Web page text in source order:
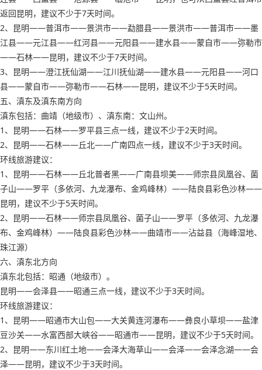
返回昆明，建议不少于7天时间。
2、昆明——普洱市——景洪市——勐腊县——景洪市——普洱市——墨
江县——元江县——红河县——元阳县——建水县——蒙自市——弥勒市
——石林——昆明，建议不少于7天时间。
3、昆明——澄江抚仙湖——江川抚仙湖——建水县——元阳县——河口
县——蒙自市——弥勒市——石林——昆明，建议不少于5天时间。
五、滇东及滇东南方向
滇东包括：曲靖（地级市）、滇东南：文山州。
1、昆明——石林——罗平县三点一线，建议不少于2天时间。
2、昆明——石林——丘北——广南四点一线，建议不少于3天时间。
环线旅游建议：
1、昆明——石林——丘北普者黑——广南县坝美——师宗县凤凰谷、菌
子山——罗平（多依河、九龙瀑布、金鸡峰林）——陆良县彩色沙林——
昆明，建议不少于5天时间。
2、昆明——石林——师宗县凤凰谷、菌子山——罗平（多依河、九龙瀑
布、金鸡峰林）——陆良县彩色沙林——曲靖市——沾益县（海峰湿地、
珠江源）
六、滇东北方向
滇东北包括：昭通（地级市）。
昆明——会泽县——昭通三点一线，建议不少于3天时间。
环线旅游建议：
1、昆明——昭通市大山包——大关黄连河瀑布——彝良小草坝——盐津
豆沙关——水富西部大峡谷——昭通市——昆明，建议不少于5天时间。
2、昆明——东川红土地——会泽大海草山——会泽——会泽念湖——会
泽——昆明，建议不少于3天时间。